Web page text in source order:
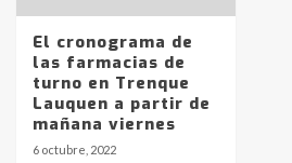
El cronograma de
las farmacias de
turno en Trenque
Lauquen a partir de
mañana viernes
6 octubre, 2022
4
Accidente en Ruta
joven de Trenque
Los precios de los